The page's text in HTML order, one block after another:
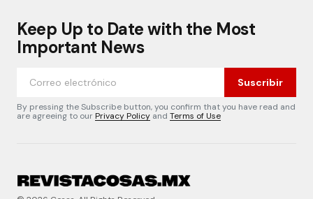
Keep Up to Date with the Most
Important News
Suscribir
By pressing the Subscribe button, you confirm that you have read and
are agreeing to ourPrivacy Policy and Terms of Use